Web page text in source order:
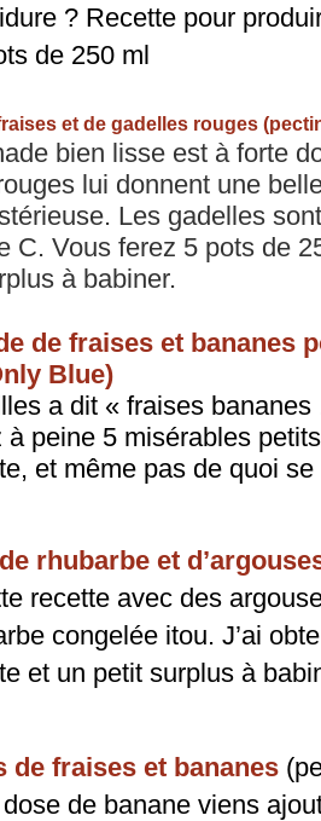
? Recette pour
de 250 ml
et de gadelles rouges
bien lisse est à forte
lui donnent une
Les gadelles
C. Vous ferez 5 pots de
à babiner.
de fraises et bananes
Blue)
a dit « fraises
à peine 5 misérables
et même pas de quoi
rhubarbe et
recette avec des
congelée itou. J’ai
et un petit surplus à
de fraises et bananes
de banane viens